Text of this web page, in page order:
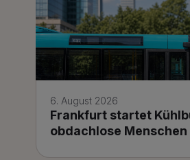
6. August 2026
Frankfurt startet
obdachlose Menschen